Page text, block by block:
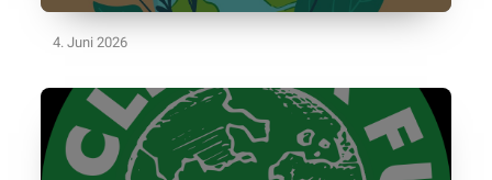
4. Juni 2026